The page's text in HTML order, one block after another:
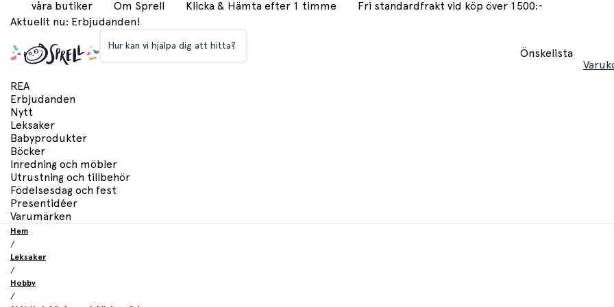
våra butiker Om Sprell Klicka & Hämta efter 1 timme
Fri standardfrakt vid köp över 1500:-
Aktuellt nu: Erbjudanden!
Hur kan vi hjälpa dig att hitta?
Önskelista
REA
Erbjudanden
Nytt
Leksaker
Babyprodukter
Böcker
Inredning och möbler
Utrustning och tillbehör
Födelsesdag och fest
Presentidéer
Varumärken
Hem
/
Leksaker
/
Hobby
/